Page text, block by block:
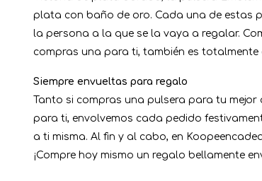
plata con baño de oro. Cada una de estas
la persona a la que se la vaya a regalar.
compras una para ti, también es totalmente
Siempre envueltas para regalo
Tanto si compras una pulsera para tu
para ti, envolvemos cada pedido
a ti misma. Al fin y al cabo, en
¡Compre hoy mismo un regalo bellamente